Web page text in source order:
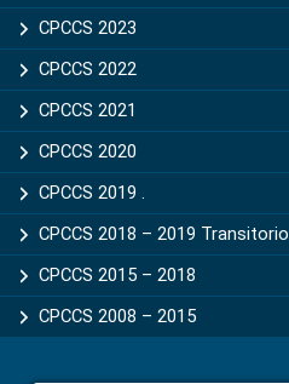
CPCCS 2023
CPCCS 2022
CPCCS 2021
CPCCS 2020
CPCCS 2019 .
CPCCS 2018 – 2019 Transitorio
CPCCS 2015 – 2018
CPCCS 2008 – 2015